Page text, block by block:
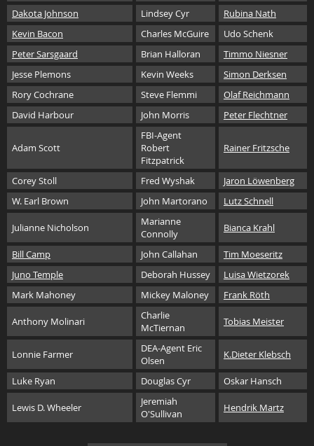
Dakota Johnson
Lindsey Cyr
Rubina Nath
Kevin Bacon
Charles McGuire
Udo Schenk
Peter Sarsgaard
Brian Halloran
Timmo Niesner
Jesse Plemons
Kevin Weeks
Simon Derksen
Rory Cochrane
Steve Flemmi
Olaf Reichmann
David Harbour
John Morris Peter Flechtner
Adam Scott
FBI-Agent
Robert
Fitzpatrick
Rainer Fritzsche
Corey Stoll Fred Wyshak
Jaron Löwenberg
W. Earl Brown
John Martorano Lutz Schnell
Julianne Nicholson
Marianne
Connolly
Bianca Krahl
Bill Camp John Callahan
Tim Moeseritz
Juno Temple
Deborah Hussey
Luisa Wietzorek
Mark Mahoney
Mickey Maloney Frank Röth
Anthony Molinari
Charlie
McTiernan
Tobias Meister
Lonnie Farmer
DEA-Agent Eric
Olsen
K.Dieter Klebsch
Luke Ryan Douglas Cyr Oskar Hansch
Lewis D. Wheeler
Jeremiah
O'Sullivan
Hendrik Martz